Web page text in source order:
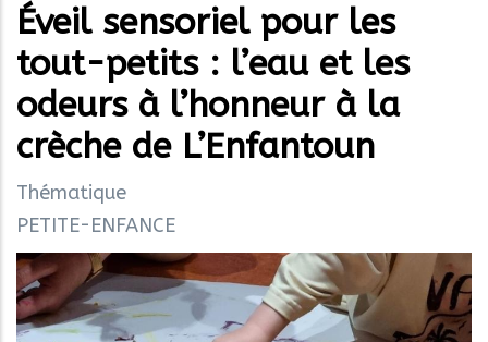
Éveil sensoriel pour les
tout-petits : l’eau et les
odeurs à l’honneur à la
crèche de L’Enfantoun
Thématique
PETITE-ENFANCE